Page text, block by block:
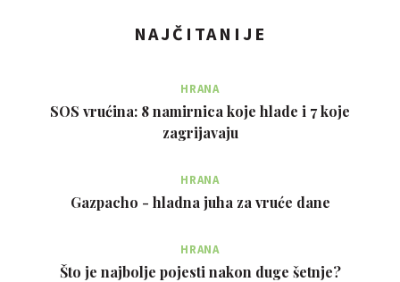
NAJČITANIJE
HRANA
SOS vrućina: 8 namirnica koje hlade i 7 koje
zagrijavaju
HRANA
Gazpacho - hladna juha za vruće dane
HRANA
Što je najbolje pojesti nakon duge šetnje?